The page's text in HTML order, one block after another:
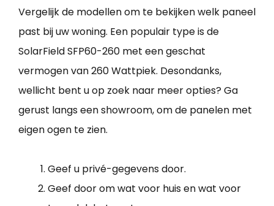
Vergelijk de modellen om te bekijken welk paneel
past bij uw woning. Een populair type is de
SolarField SFP60-260 met een geschat
vermogen van 260 Wattpiek. Desondanks,
wellicht bent u op zoek naar meer opties? Ga
gerust langs een showroom, om de panelen met
eigen ogen te zien.
Geef u privé-gegevens door.
Geef door om wat voor huis en wat voor